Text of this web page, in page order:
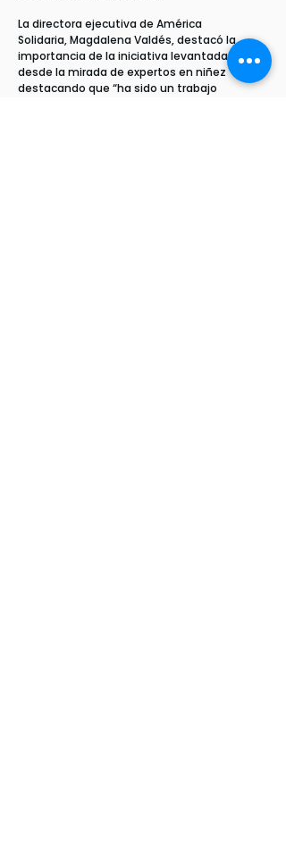
La directora ejecutiva de América
Solidaria, Magdalena Valdés, destacó la
importancia de la iniciativa levantada
desde la mirada de expertos en niñez
destacando que “ha sido un trabajo